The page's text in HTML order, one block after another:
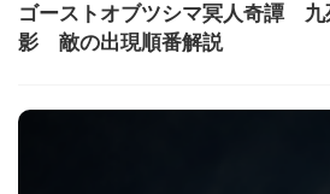
ゴーストオブツシマ冥人奇譚 九
影 敵の出現順番解説